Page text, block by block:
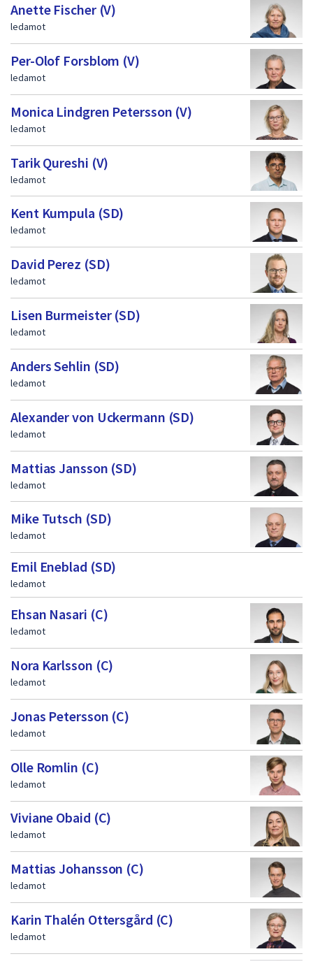
Anette Fischer (V)
ledamot
Per-Olof Forsblom (V)
ledamot
Monica Lindgren Petersson (V)
ledamot
Tarik Qureshi (V)
ledamot
Kent Kumpula (SD)
ledamot
David Perez (SD)
ledamot
Lisen Burmeister (SD)
ledamot
Anders Sehlin (SD)
ledamot
Alexander von Uckermann (SD)
ledamot
Mattias Jansson (SD)
ledamot
Mike Tutsch (SD)
ledamot
Emil Eneblad (SD)
ledamot
Ehsan Nasari (C)
ledamot
Nora Karlsson (C)
ledamot
Jonas Petersson (C)
ledamot
Olle Romlin (C)
ledamot
Viviane Obaid (C)
ledamot
Mattias Johansson (C)
ledamot
Karin Thalén Ottersgård (C)
ledamot